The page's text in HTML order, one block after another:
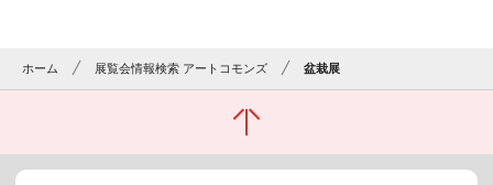
ホーム 展覧会情報検索 アートコモンズ 盆栽展